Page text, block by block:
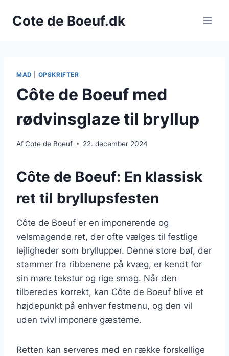
Cote de Boeuf.dk
MAD OPSKRIFTER
Côte de Boeuf med
rødvinsglaze til bryllup
AfCote de Boeuf 22. december 2024
Côte de Boeuf: En klassisk
ret til bryllupsfesten
Côte de Boeuf er en imponerende og
velsmagende ret, der ofte vælges til festlige
lejligheder som bryllupper. Denne store bøf, der
stammer fra ribbenene på kvæg, er kendt for
sin møre tekstur og rige smag. Når den
tilberedes korrekt, kan Côte de Boeuf blive et
højdepunkt på enhver festmenu, og den vil
uden tvivl imponere gæsterne.
Retten kan serveres med en række forskellige